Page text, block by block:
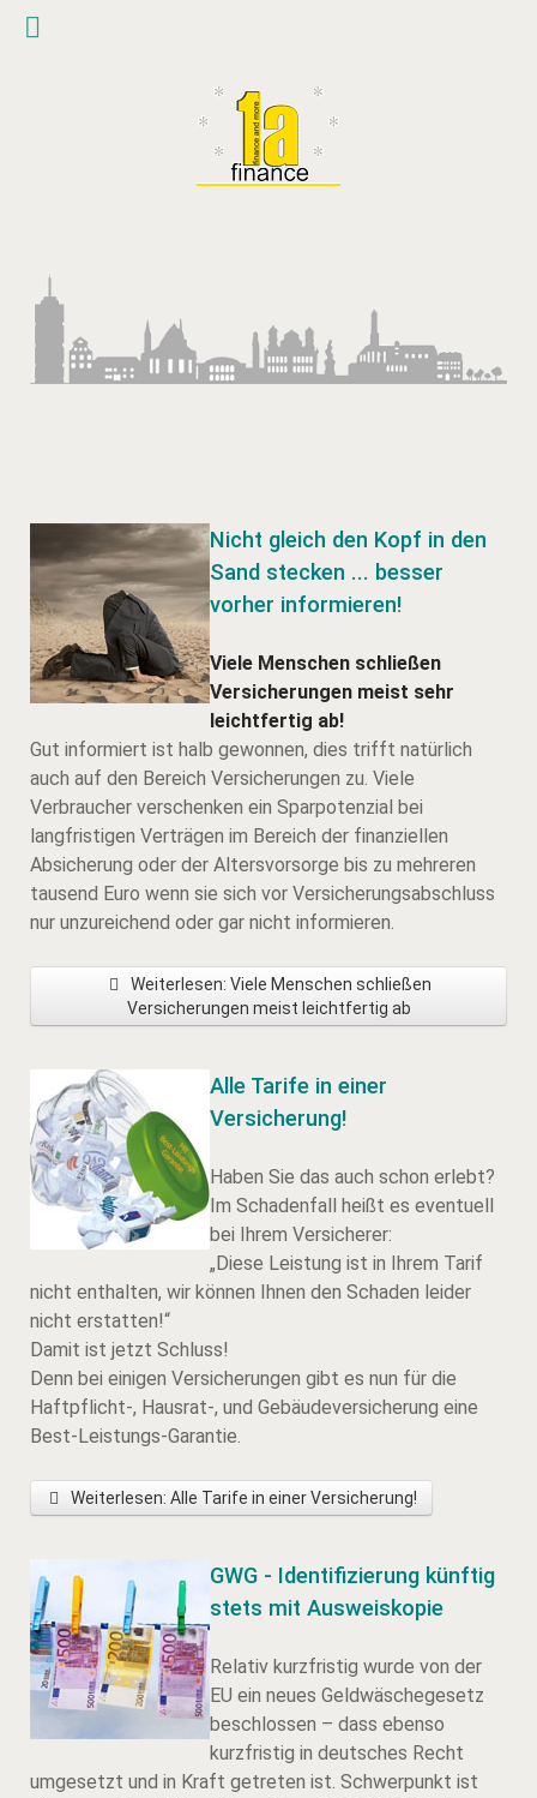
Nicht gleich den Kopf in den
Sand stecken ... besser
vorher informieren!
Viele Menschen schließen
Versicherungen meist sehr
leichtfertig ab!
Gut informiert ist halb gewonnen, dies trifft natürlich
auch auf den Bereich Versicherungen zu. Viele
Verbraucher verschenken ein Sparpotenzial bei
langfristigen Verträgen im Bereich der finanziellen
Absicherung oder der Altersvorsorge bis zu mehreren
tausend Euro wenn sie sich vor Versicherungsabschluss
nur unzureichend oder gar nicht informieren.
Weiterlesen: Viele Menschen schließen
Versicherungen meist leichtfertig ab
Alle Tarife in einer
Versicherung!
Haben Sie das auch schon erlebt?
Im Schadenfall heißt es eventuell
bei Ihrem Versicherer:
„Diese Leistung ist in Ihrem Tarif
nicht enthalten, wir können Ihnen den Schaden leider
nicht erstatten!“
Damit ist jetzt Schluss!
Denn bei einigen Versicherungen gibt es nun für die
Haftpflicht-, Hausrat-, und Gebäudeversicherung eine
Best-Leistungs-Garantie.
Weiterlesen: Alle Tarife in einer Versicherung!
GWG - Identifizierung künftig
stets mit Ausweiskopie
Relativ kurzfristig wurde von der
EU ein neues Geldwäschegesetz
beschlossen – dass ebenso
kurzfristig in deutsches Recht
umgesetzt und in Kraft getreten ist. Schwerpunkt ist